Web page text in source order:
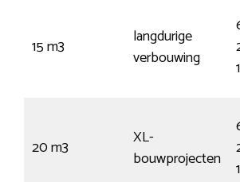
15 m3
langdurige
verbouwing
20 m3
XL-
bouwprojecten